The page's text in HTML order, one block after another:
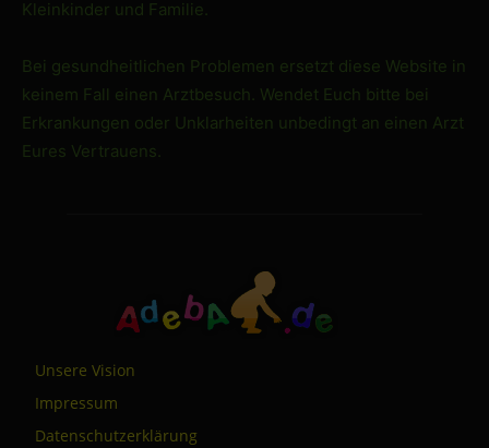
Kleinkinder und Familie.
Bei gesundheitlichen Problemen ersetzt diese Website in
keinem Fall einen Arztbesuch. Wendet Euch bitte bei
Erkrankungen oder Unklarheiten unbedingt an einen Arzt
Eures Vertrauens.
Unsere Vision
Impressum
Datenschutzerklärung